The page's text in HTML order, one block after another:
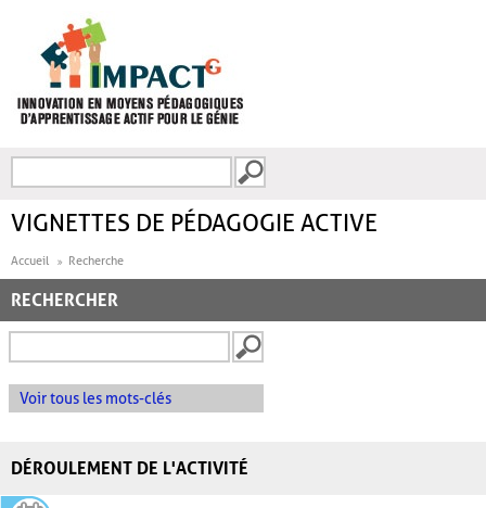
FORMULAIRE DE
VIGNETTES DE PÉDAGOGIE ACTIVE
Accueil Recherche
RECHERCHER
Voir tous les mots-clés
DÉROULEMENT DE L'ACTIVITÉ